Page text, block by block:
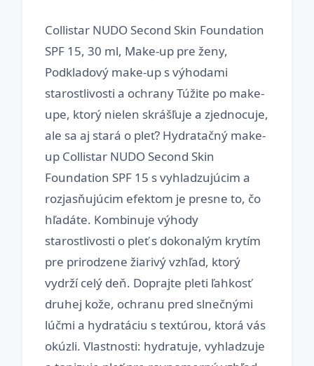
Collistar NUDO Second Skin Foundation
SPF 15, 30 ml, Make-up pre ženy,
Podkladový make-up s výhodami
starostlivosti a ochrany Túžite po make-
upe, ktorý nielen skrášľuje a zjednocuje,
ale sa aj stará o pleť? Hydratačný make-
up Collistar NUDO Second Skin
Foundation SPF 15 s vyhladzujúcim a
rozjasňujúcim efektom je presne to, čo
hľadáte. Kombinuje výhody
starostlivosti o pleť s dokonalým krytím
pre prirodzene žiarivý vzhľad, ktorý
vydrží celý deň. Doprajte pleti ľahkosť
druhej kože, ochranu pred slnečnými
lúčmi a hydratáciu s textúrou, ktorá vás
okúzli. Vlastnosti: hydratuje, vyhladzuje